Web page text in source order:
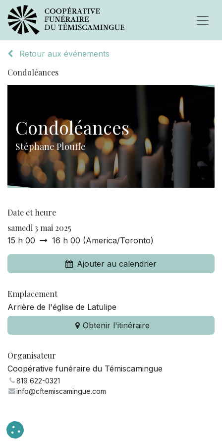
Retour aux événements
Condoléances
Condoléances
Stéphane Plouffe
Date et heure
samedi 3 mai 2025
15 h 00 16 h 00 (America/Toronto)
Ajouter au calendrier
Emplacement
Arrière de l'église de Latulipe
Obtenir l'itinéraire
Organisateur
Coopérative funéraire du Témiscamingue
819 622-0321
info@cftemiscamingue.com